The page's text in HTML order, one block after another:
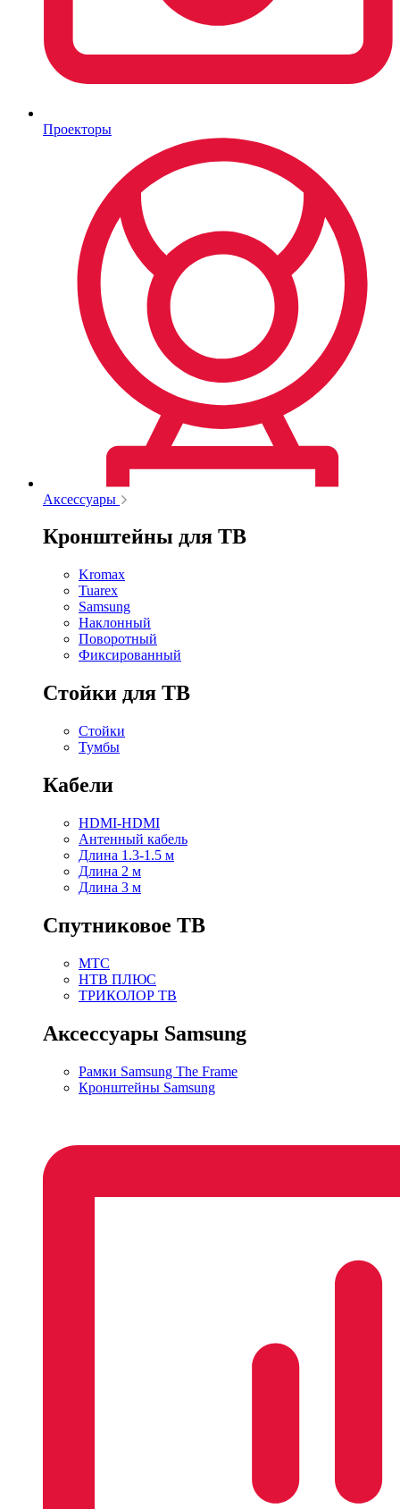
Проекторы
Аксессуары
Кронштейны для ТВ
Kromax
Tuarex
Samsung
Наклонный
Поворотный
Фиксированный
Стойки для ТВ
Стойки
Тумбы
Кабели
HDMI-HDMI
Антенный кабель
Длина 1.3-1.5 м
Длина 2 м
Длина 3 м
Спутниковое ТВ
МТС
НТВ ПЛЮС
ТРИКОЛОР ТВ
Аксессуары Samsung
Рамки Samsung The Frame
Кронштейны Samsung